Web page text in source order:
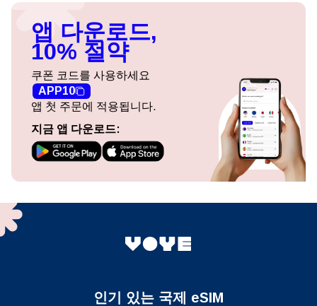
앱 다운로드,
10% 절약
쿠폰 코드를 사용하세요
APP10
앱 첫 주문에 적용됩니다.
지금 앱 다운로드:
인기 있는 국제 eSIM